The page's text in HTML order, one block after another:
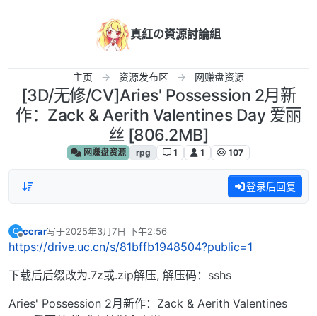
真紅の資源討論組
主页 资源发布区 网赚盘资源
[3D/无修/CV]Aries' Possession 2月新
作：Zack & Aerith Valentines Day 爱丽
丝 [806.2MB]
网赚盘资源 rpg 1 1 107
登录后回复
C
离线
ccrar写于2025年3月7日 下午2:56
最后由 编辑
https://drive.uc.cn/s/81bffb1948504?public=1
下载后后缀改为.7z或.zip解压, 解压码：sshs
Aries' Possession 2月新作：Zack & Aerith Valentines